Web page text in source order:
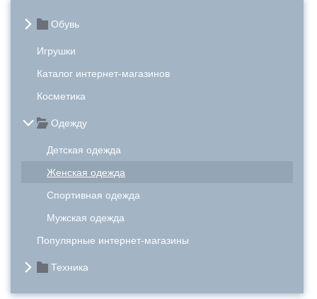
Обувь
Игрушки
Каталог интернет-магазинов
Косметика
Одежду
Детская одежда
Женская одежда
Спортивная одежда
Мужская одежда
Популярные интернет-магазины
Техника